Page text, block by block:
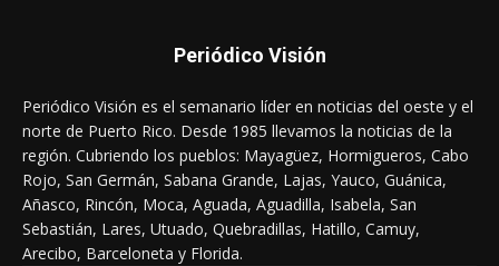
Periódico Visión
Periódico Visión es el semanario líder en noticias del oeste y el
norte de Puerto Rico. Desde 1985 llevamos la noticias de la
región. Cubriendo los pueblos: Mayagüez, Hormigueros, Cabo
Rojo, San Germán, Sabana Grande, Lajas, Yauco, Guánica,
Añasco, Rincón, Moca, Aguada, Aguadilla, Isabela, San
Sebastián, Lares, Utuado, Quebradillas, Hatillo, Camuy,
Arecibo, Barceloneta y Florida.